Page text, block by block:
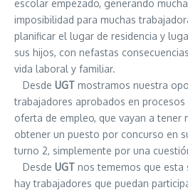
escolar empezado, generando
imposibilidad para muchas
planificar el lugar de residencia y
sus hijos, con nefastas
vida laboral y familiar.
Desde UGT mostramos nuestra
trabajadores aprobados en
oferta de empleo, que vayan a tener
obtener un puesto por concurso en
turno 2, simplemente por una
Desde UGT nos tememos que esta
hay trabajadores que puedan